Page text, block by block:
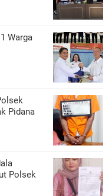
Warga
Pidana
Polsek